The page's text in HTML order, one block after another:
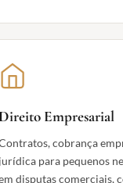
Empresarial
cobrança
para pequenos
disputas comerciais,